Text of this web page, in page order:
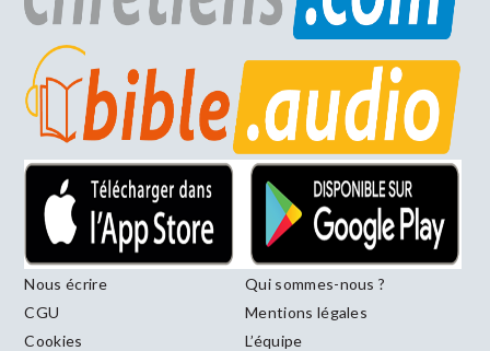
Nous écrire
Qui sommes-nous ?
CGU
Mentions légales
Cookies
L’équipe